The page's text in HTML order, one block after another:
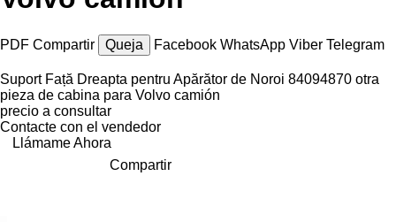
PDF Compartir Queja Facebook WhatsApp Viber Telegram
Suport Față Dreapta pentru Apărător de Noroi 84094870 otra
pieza de cabina para Volvo camión
precio a consultar
Contacte con el vendedor
Llámame Ahora
Compartir